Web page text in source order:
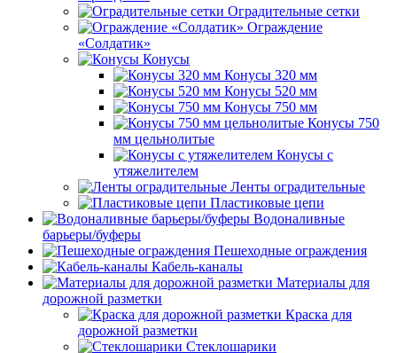
Оградительные сетки
Ограждение
«Солдатик»
Конусы
Конусы 320 мм
Конусы 520 мм
Конусы 750 мм
Конусы 750
мм цельнолитые
Конусы с
утяжелителем
Ленты оградительные
Пластиковые цепи
Водоналивные
барьеры/буферы
Пешеходные ограждения
Кабель-каналы
Материалы для
дорожной разметки
Краска для
дорожной разметки
Стеклошарики